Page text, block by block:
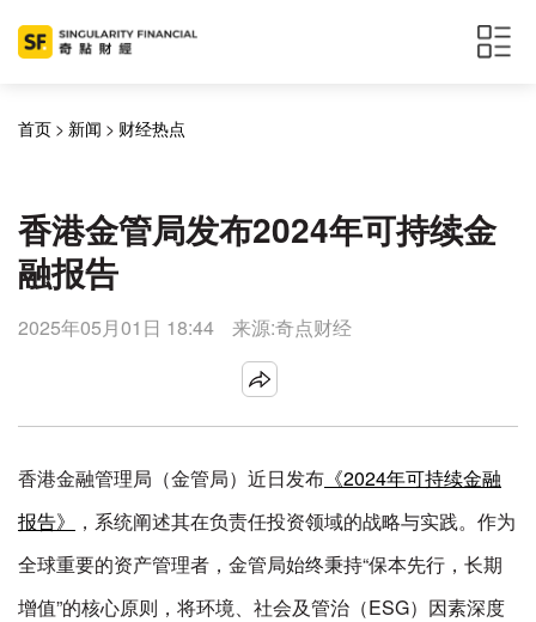
首页 > 新闻 > 财经热点
香港金管局发布2024年可持续金
融报告
2025年05月01日 18:44 来源:奇点财经
香港金融管理局（金管局）近日发布 《2024年可持续金融
报告》
，系统阐述其在负责任投资领域的战略与实践。作为
全球重要的资产管理者，金管局始终秉持“保本先行，长期
增值”的核心原则，将环境、社会及管治（ESG）因素深度